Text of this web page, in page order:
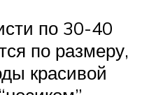
по 30-40
по размеру,
красивой